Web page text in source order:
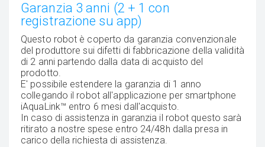
Garanzia 3 anni (2 + 1 con
registrazione su app)
Questo robot è coperto da garanzia convenzionale
del produttore sui difetti di fabbricazione della validità
di 2 anni partendo dalla data di acquisto del
prodotto.
E' possibile estendere la garanzia di 1 anno
collegando il robot all'applicazione per smartphone
iAquaLink™ entro 6 mesi dall'acquisto.
In caso di assistenza in garanzia il robot questo sarà
ritirato a nostre spese entro 24/48h dalla presa in
carico della richiesta di assistenza.